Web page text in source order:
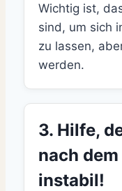
Wichtig ist,
sind, um sich
zu lassen,
werden.
3. Hilfe,
nach
instabil!